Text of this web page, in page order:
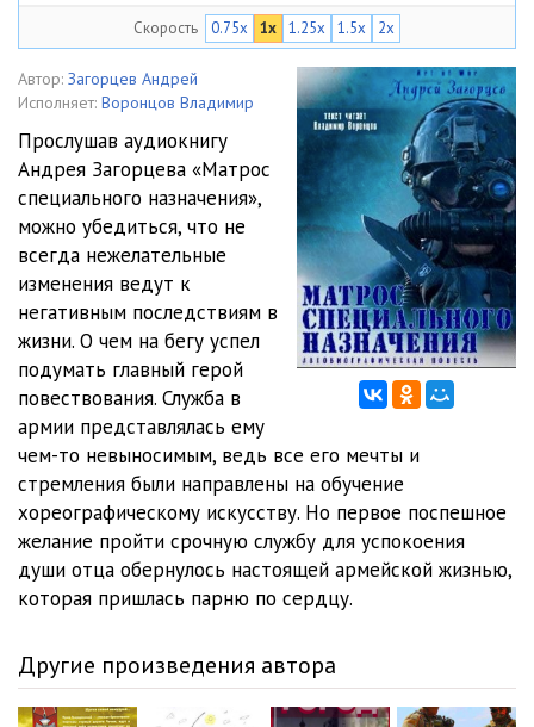
06_matros 09:54
10:41
08_matros 10:19
09_matros 10:26
10_matros 10:42
11_matros 10:16
12_matros 10:31
13_matros
14_matros
15_matros 10:11
16_matros 10:03
17_matros
19_matros 11:08
Скорость 0.75x 1x 1.25x 1.5x 2x
Автор: Загорцев Андрей
Исполняет: Воронцов Владимир
Прослушав аудиокнигу
Андрея Загорцева «Матрос
специального назначения»,
можно убедиться, что не
всегда нежелательные
изменения ведут к
негативным последствиям в
жизни. О чем на бегу успел
подумать главный герой
повествования. Служба в
армии представлялась ему
чем-то невыносимым, ведь все его мечты и
стремления были направлены на обучение
хореографическому искусству. Но первое поспешное
желание пройти срочную службу для успокоения
души отца обернулось настоящей армейской жизнью,
которая пришлась парню по сердцу.
Другие произведения автора